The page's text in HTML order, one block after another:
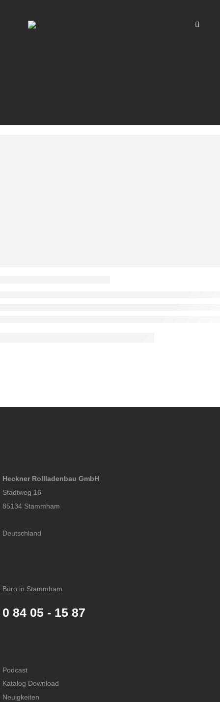
Heckner Rollladenbau GmbH
Stadtweg 16
85134 Stammham
Deutschland
Büro in Stammham
0 84 05 - 15 87
Podcast
Katalog Download
Neuigkeiten